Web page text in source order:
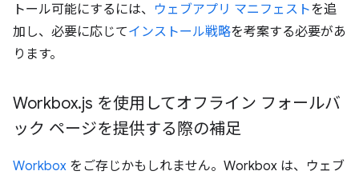
トール可能にするには、 ウェブアプリ マニフェストを追
加し、必要に応じてインストール戦略を考案する必要があ
ります。
Workbox.js を使用してオフライン フォールバ
ック ページを提供する際の補足
Workbox をご存じかもしれません。Workbox は、ウェブ